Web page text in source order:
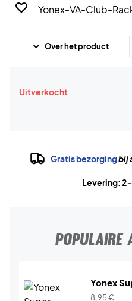
Over het product
Uitverkocht
Gratis bezorgingbij
Levering:
POPULAIRE
Yonex
8,95€